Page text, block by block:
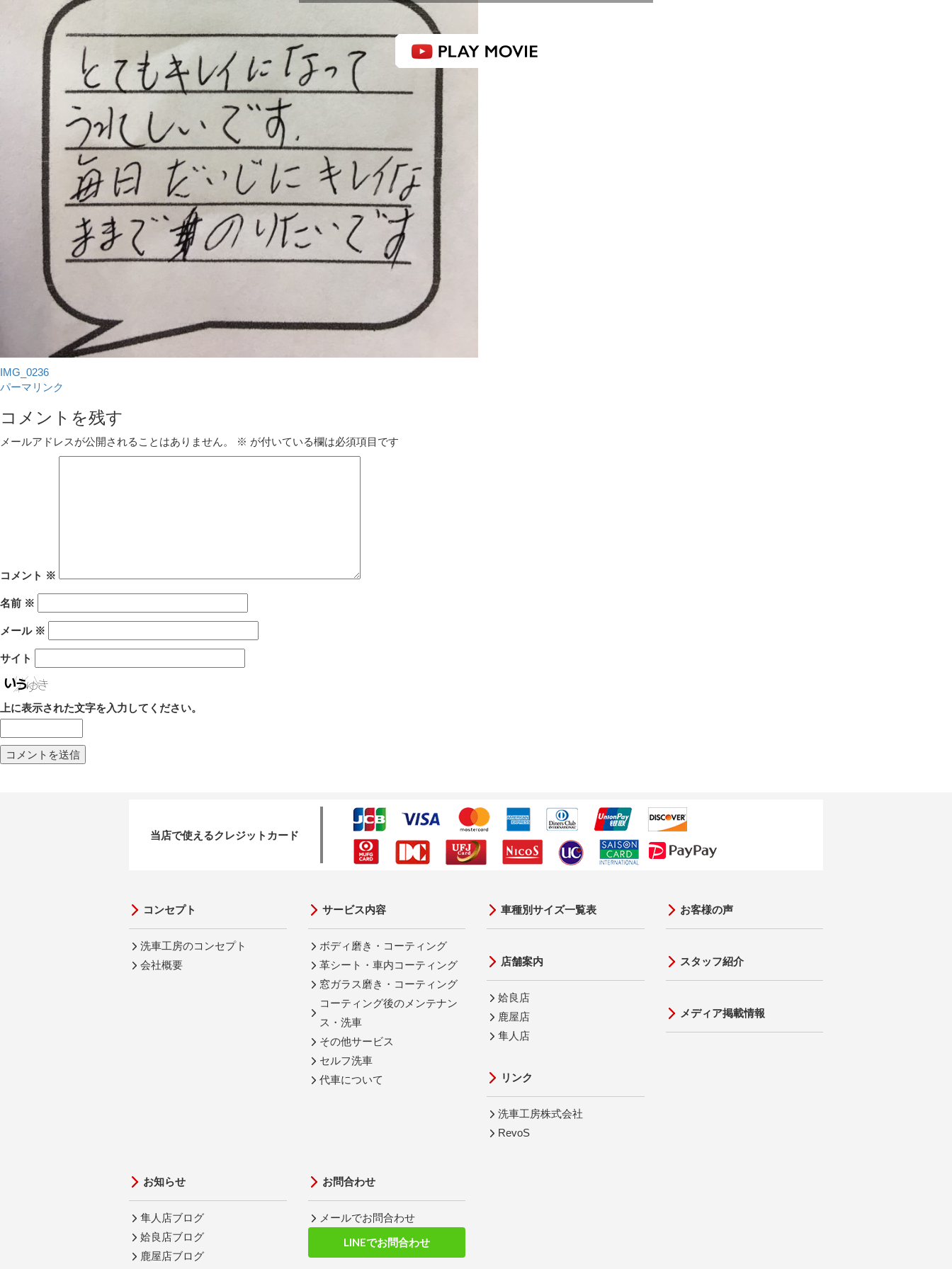
感動品質 洗車工房
IMG_0236
パーマリンク
コメントを残す
メールアドレスが公開されることはありません。 ※ が付いている欄は必須項目です
コメント ※
名前 ※
メール ※
サイト
上に表示された文字を入力してください。
当店で使えるクレジットカード
コンセプト
洗車工房のコンセプト
会社概要
サービス内容
ボディ磨き・コーティング
革シート・車内コーティング
窓ガラス磨き・コーティング
コーティング後のメンテナン
ス・洗車
その他サービス
セルフ洗車
代車について
車種別サイズ一覧表
店舗案内
姶良店
鹿屋店
隼人店
リンク
洗車工房株式会社
RevoS
お客様の声
スタッフ紹介
メディア掲載情報
お知らせ
隼人店ブログ
姶良店ブログ
鹿屋店ブログ
お問合わせ
メールでお問合わせ
LINEでお問合わせ